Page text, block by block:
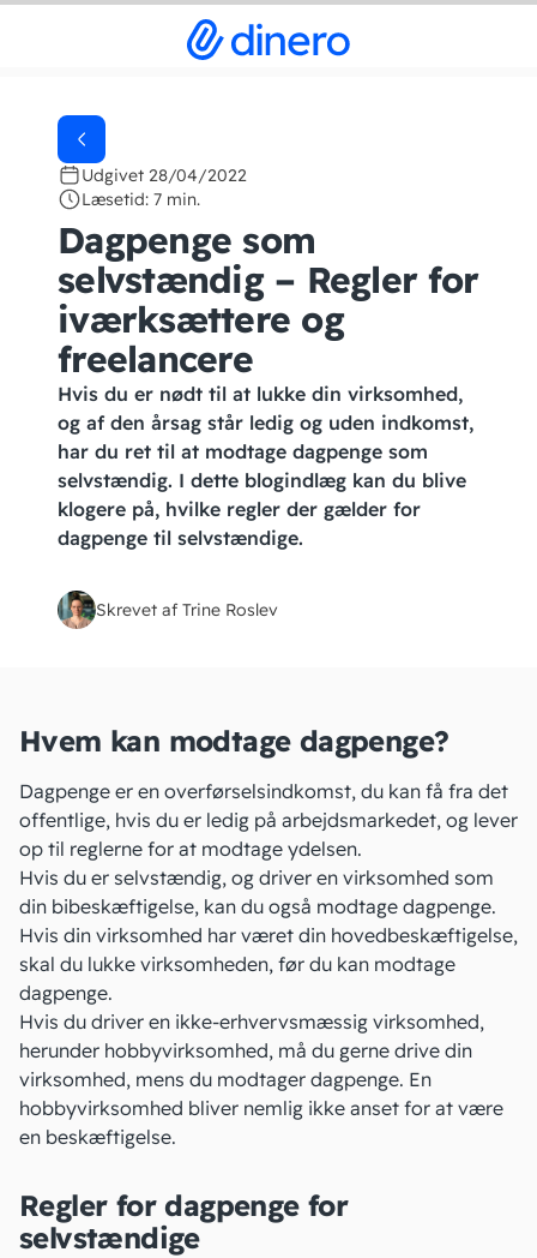
Udgivet 28/04/2022
Læsetid: 7 min.
Dagpenge som
selvstændig – Regler for
iværksættere og
freelancere
Hvis du er nødt til at lukke din virksomhed,
og af den årsag står ledig og uden indkomst,
har du ret til at modtage dagpenge som
selvstændig. I dette blogindlæg kan du blive
klogere på, hvilke regler der gælder for
dagpenge til selvstændige.
Skrevet af Trine Roslev
Hvem kan modtage dagpenge?
Dagpenge er en overførselsindkomst, du kan få fra det
offentlige, hvis du er ledig på arbejdsmarkedet, og lever
op til reglerne for at modtage ydelsen.
Hvis du er selvstændig, og driver en virksomhed som
din bibeskæftigelse, kan du også modtage dagpenge.
Hvis din virksomhed har været din hovedbeskæftigelse,
skal du lukke virksomheden, før du kan modtage
dagpenge.
Hvis du driver en ikke-erhvervsmæssig virksomhed,
herunder hobbyvirksomhed, må du gerne drive din
virksomhed, mens du modtager dagpenge. En
hobbyvirksomhed bliver nemlig ikke anset for at være
en beskæftigelse.
Regler for dagpenge for
selvstændige